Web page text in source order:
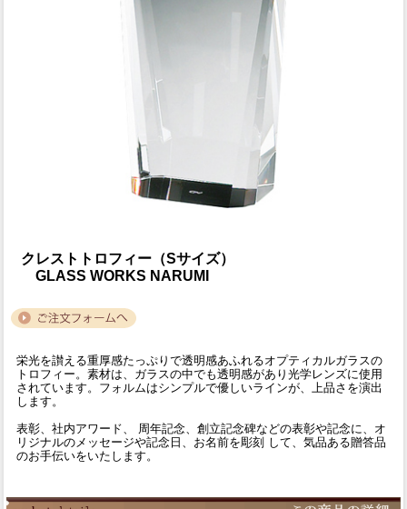
クレストトロフィー（Sサイズ）
GLASS WORKS NARUMI
栄光を讃える重厚感たっぷりで透明感あふれるオプティカルガラスの
トロフィー。素材は、ガラスの中でも透明感があり光学レンズに使用
されています。フォルムはシンプルで優しいラインが、上品さを演出
します。
表彰、社内アワード、 周年記念、創立記念碑などの表彰や記念に、オ
リジナルのメッセージや記念日、お名前を彫刻 して、気品ある贈答品
のお手伝いをいたします。